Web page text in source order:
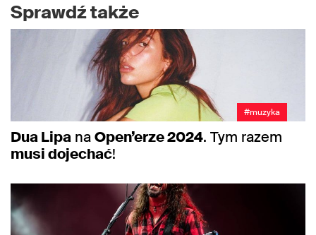
Sprawdź także
#muzyka
Dua Lipa naOpen’erze 2024. Tym razem
musi dojechać!